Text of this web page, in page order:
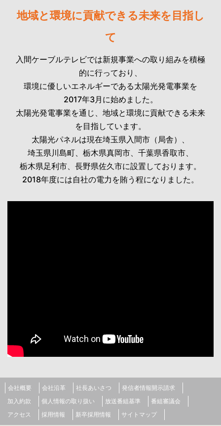
地域と環境に貢献できる未来を目指し
て
入間ケーブルテレビでは新規事業への取り組みを積極
的に行っており、
環境に優しいエネルギーである太陽光発電事業を
2017年3月に始めました。
太陽光発電事業を通じ、地域と環境に貢献できる未来
を目指しています。
太陽光パネルは現在埼玉県入間市（局舎）、
埼玉県川島町、栃木県真岡市、千葉県香取市、
栃木県足利市、長野県佐久市に設置しております。
2018年度には自社の電力を賄う程になりました。
会社概要 会社沿革 社長あいさつ
発信者情報開示請求
加入約款
個人情報の取り扱い 放送番組基準
番組審議会
アクセス
採用情報 新卒採用情報 サイトマップ